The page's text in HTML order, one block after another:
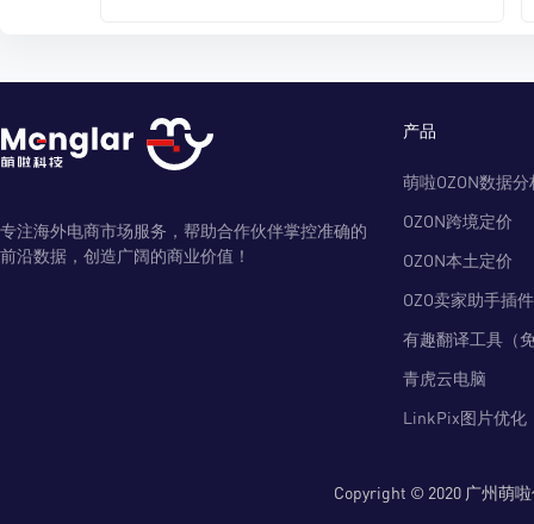
专注海外电商市场服务，帮助合作伙伴掌控准确的
前沿数据，创造广阔的商业价值！
产品
萌啦OZON数据分
OZON跨境定价
OZON本土定价
OZO卖家助手插件
有趣翻译工具（
青虎云电脑
LinkPix图片优化
Copyright © 2020 广州萌